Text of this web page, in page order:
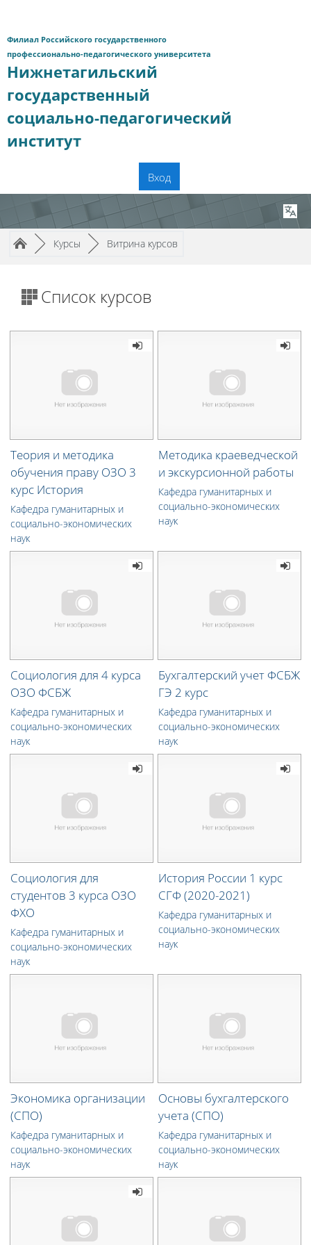
Филиал Российского государственного
профессионально-педагогического университета
Нижнетагильский
государственный
социально-педагогический
институт
Вход
Путь к странице
/► Курсы /► Витрина курсов
Список курсов
Теория и методика
обучения праву ОЗО 3
курс История
Кафедра гуманитарных и
социально-экономических
наук
Методика краеведческой
и экскурсионной работы
Кафедра гуманитарных и
социально-экономических
наук
Социология для 4 курса
ОЗО ФСБЖ
Кафедра гуманитарных и
социально-экономических
наук
Бухгалтерский учет ФСБЖ
ГЭ 2 курс
Кафедра гуманитарных и
социально-экономических
наук
Социология для
студентов 3 курса ОЗО
ФХО
Кафедра гуманитарных и
социально-экономических
наук
История России 1 курс
СГФ (2020-2021)
Кафедра гуманитарных и
социально-экономических
наук
Экономика организации
(СПО)
Кафедра гуманитарных и
социально-экономических
наук
Основы бухгалтерского
учета (СПО)
Кафедра гуманитарных и
социально-экономических
наук